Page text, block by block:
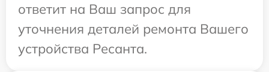
ответит на Ваш запрос для
уточнения деталей ремонта Вашего
устройства Ресанта.